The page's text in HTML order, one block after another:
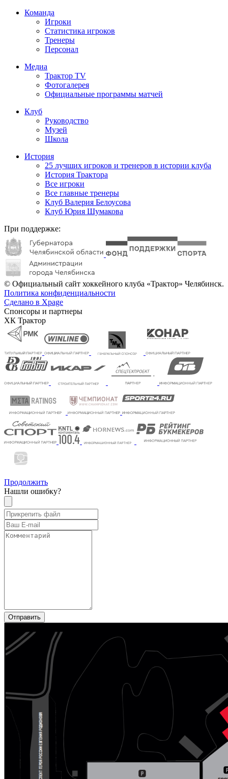
Команда
Игроки
Статистика игроков
Тренеры
Персонал
Медиа
Трактор TV
Фотогалерея
Официальные программы матчей
Клуб
Руководство
Музей
Школа
История
25 лучших игроков и тренеров в истории клуба
История Трактора
Все игроки
Все главные тренеры
Клуб Валерия Белоусова
Клуб Юрия Шумакова
При поддержке:
© Официальный сайт хоккейного клуба «Трактор» Челябинск.
Политика конфиденциальности
Сделано в Xpage
Спонсоры и партнеры
ХК Трактор
Продолжить
Нашли ошибку?